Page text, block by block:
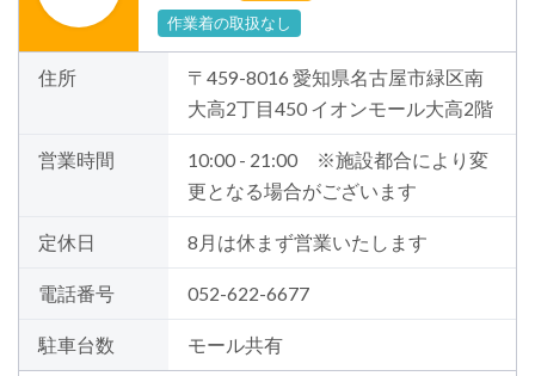
作業着の取扱なし
住所
〒459-8016 愛知県名古屋市緑区南
大高2丁目450 イオンモール大高2階
営業時間
10:00 - 21:00 ※施設都合により変
更となる場合がございます
定休日 8月は休まず営業いたします
電話番号 052-622-6677
駐車台数 モール共有